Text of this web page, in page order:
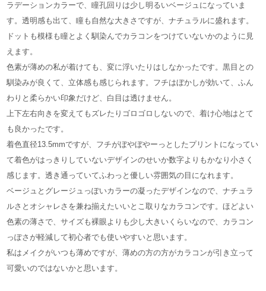
ラデーションカラーで、瞳孔回りは少し明るいベージュになっていま
す。透明感も出て、瞳も自然な大きさですが、ナチュラルに盛れます。
ドットも模様も瞳とよく馴染んでカラコンをつけていないかのように見
えます。
色素が薄めの私が着けても、変に浮いたりはしなかったです。黒目との
馴染みが良くて、立体感も感じられます。フチはぼかしが効いて、ふん
わりと柔らかい印象だけど、白目は透けません。
上下左右向きを変えてもズレたりゴロゴロしないので、着け心地はとて
も良かったです。
着色直径13.5mmですが、フチがぼやぼやーっとしたプリントになってい
て着色がはっきりしていないデザインのせいか数字よりもかなり小さく
感じます。透き通っていてふわっと優しい雰囲気の目になれます。
ベージュとグレージュっぽいカラーの凝ったデザインなので、ナチュラ
ルさとオシャレさを兼ね揃えたいいとこ取りなカラコンです。ほどよい
色素の薄さで、サイズも裸眼よりも少し大きいくらいなので、カラコン
っぽさが軽減して初心者でも使いやすいと思います。
私はメイクがいつも薄めですが、薄めの方の方がカラコンが引き立って
可愛いのではないかと思います。